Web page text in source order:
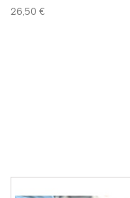
26,50 €